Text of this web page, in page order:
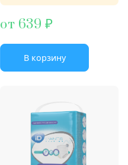
от 639
В корзину